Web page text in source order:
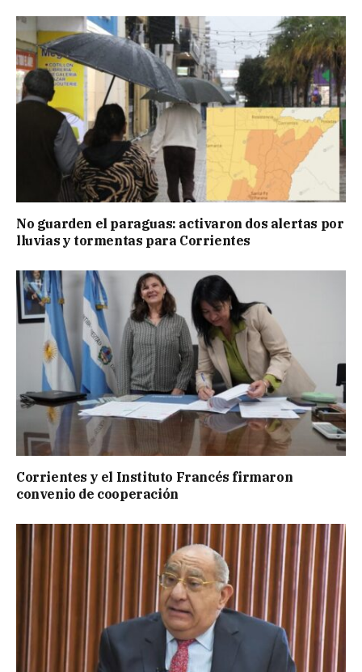
No guarden el paraguas: activaron dos alertas por
lluvias y tormentas para Corrientes
Corrientes y el Instituto Francés firmaron
convenio de cooperación